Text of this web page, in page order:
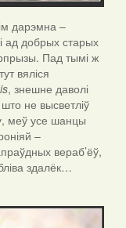
дарэмна –
ад добрых старых
Пад тымі ж
вяліся
, знешне даволі
не высветліў
меў усе шанцы
–
вераб’ёў,
здалёк…